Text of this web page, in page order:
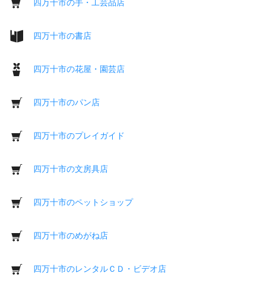
四万十市の手・工芸品店
四万十市の書店
四万十市の花屋・園芸店
四万十市のパン店
四万十市のプレイガイド
四万十市の文房具店
四万十市のペットショップ
四万十市のめがね店
四万十市のレンタルＣＤ・ビデオ店